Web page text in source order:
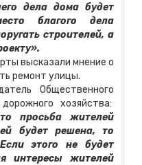
дела дома будет
благого дела
строителей, а
высказали мнение о
ремонт улицы.
Общественного
хозяйства:
просьба жителей
будет решена, то
этого не будет
интересы жителей